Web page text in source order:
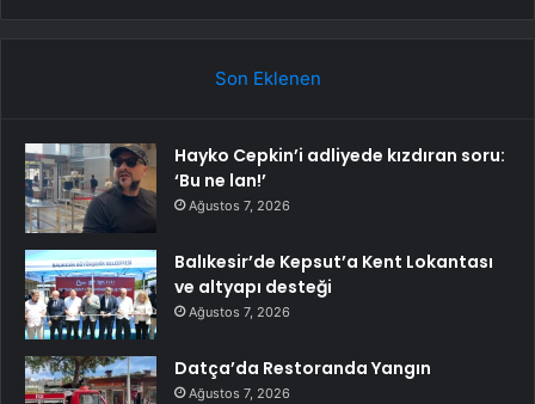
Son Eklenen
Hayko Cepkin’i adliyede kızdıran soru:
‘Bu ne lan!’
Ağustos 7, 2026
Balıkesir’de Kepsut’a Kent Lokantası
ve altyapı desteği
Ağustos 7, 2026
Datça’da Restoranda Yangın
Ağustos 7, 2026